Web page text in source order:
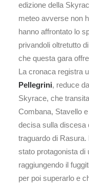
edizione della
meteo avverse non
hanno affrontato lo
privandoli oltretutto
che questa gara
La cronaca registra
Pellegrini, reduce
Skyrace, che
Combana, Stavello
decisa sulla discesa
traguardo di Rasura.
stato protagonista di
raggiungendo il
per poi superarlo e